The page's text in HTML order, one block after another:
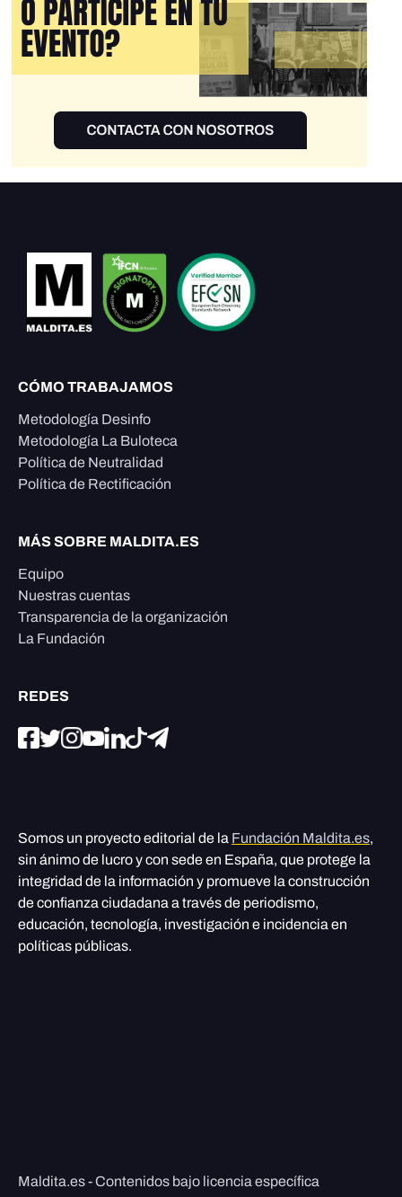
CÓMO TRABAJAMOS
Metodología Desinfo
Metodología La Buloteca
Política de Neutralidad
Política de Rectificación
MÁS SOBRE MALDITA.ES
Equipo
Nuestras cuentas
Transparencia de la organización
La Fundación
REDES
Somos un proyecto editorial de la Fundación Maldita.es,
sin ánimo de lucro y con sede en España, que protege la
integridad de la información y promueve la construcción
de confianza ciudadana a través de periodismo,
educación, tecnología, investigación e incidencia en
políticas públicas.
Maldita.es - Contenidos bajo licencia específica